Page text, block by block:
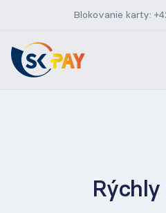
Blokovanie karty:
Rýchly